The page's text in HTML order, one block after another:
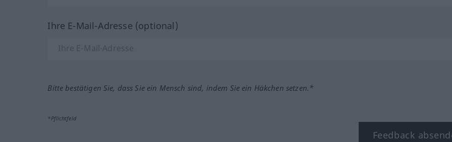
Ihre E-Mail-Adresse (optional)
Bitte bestätigen Sie, dass Sie ein Mensch sind, indem Sie ein Häkchen setzen.*
*Pflichtfeld
Feedback